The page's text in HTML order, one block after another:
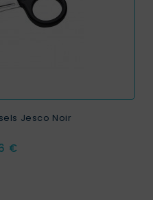
Jesco Noir
€